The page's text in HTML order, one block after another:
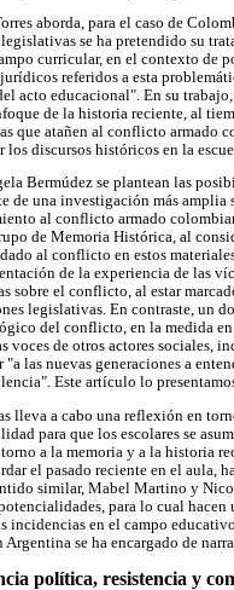
aborda, para el caso de
se ha pretendido su
curricular, en el contexto de
referidos a esta
acto educacional". En su
de la historia reciente, al
que atañen al conflicto armado
los discursos históricos en la
Bermúdez se plantean las
de una investigación más
al conflicto armado
de Memoria Histórica, al
al conflicto en estos
de la experiencia de las
sobre el conflicto, al estar
legislativas. En contraste, un
del conflicto, en la medida
voces de otros actores sociales,
las nuevas generaciones a
Este artículo lo
lleva a cabo una reflexión en
para que los escolares se
a la memoria y a la historia
el pasado reciente en el aula,
similar, Mabel Martino y
para lo cual
incidencias en el campo
se ha encargado de
política, resistencia y